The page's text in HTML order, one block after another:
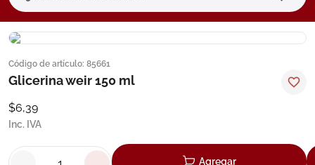
Código de artículo: 85661
Glicerina weir 150 ml
$6,39
Inc. IVA
Agregar
términos más buscados
1. eucerin
3